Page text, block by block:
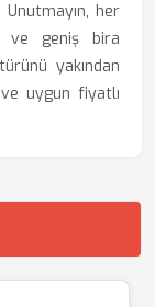
her
ve geniş bira
yakından
uygun fiyatlı